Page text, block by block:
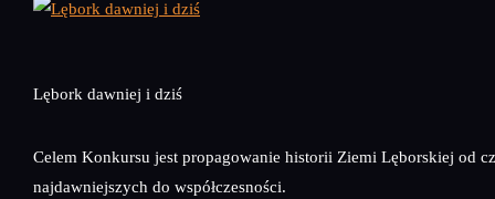
Lębork dawniej i dziś
Celem Konkursu jest propagowanie historii Ziemi Lęborskiej od
najdawniejszych do współczesności.